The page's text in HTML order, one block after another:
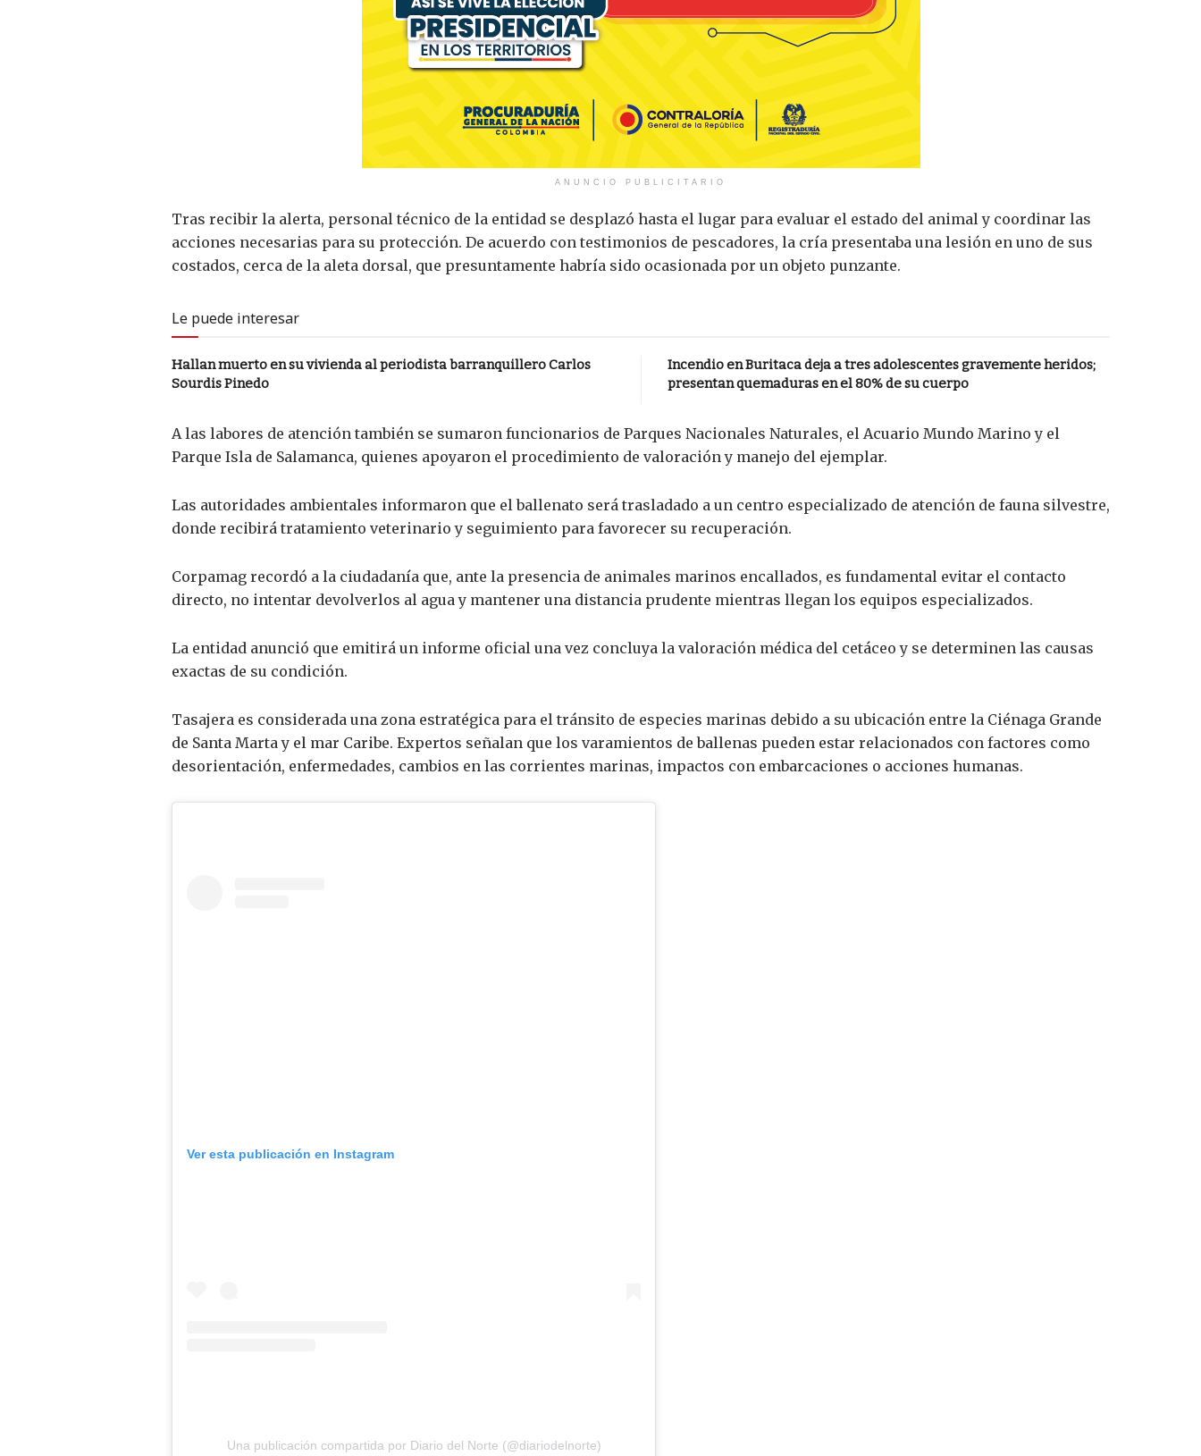
ANUNCIO PUBLICITARIO
Tras recibir la alerta, personal técnico de la entidad se desplazó hasta el lugar para evaluar el estado del animal y coordinar las
acciones necesarias para su protección. De acuerdo con testimonios de pescadores, la cría presentaba una lesión en uno de sus
costados, cerca de la aleta dorsal, que presuntamente habría sido ocasionada por un objeto punzante.
Le puede interesar
Hallan muerto en su vivienda al periodista barranquillero Carlos
Sourdis Pinedo
Incendio en Buritaca deja a tres adolescentes gravemente heridos;
presentan quemaduras en el 80% de su cuerpo
A las labores de atención también se sumaron funcionarios de Parques Nacionales Naturales, el Acuario Mundo Marino y el
Parque Isla de Salamanca, quienes apoyaron el procedimiento de valoración y manejo del ejemplar.
Las autoridades ambientales informaron que el ballenato será trasladado a un centro especializado de atención de fauna silvestre,
donde recibirá tratamiento veterinario y seguimiento para favorecer su recuperación.
Corpamag recordó a la ciudadanía que, ante la presencia de animales marinos encallados, es fundamental evitar el contacto
directo, no intentar devolverlos al agua y mantener una distancia prudente mientras llegan los equipos especializados.
La entidad anunció que emitirá un informe oficial una vez concluya la valoración médica del cetáceo y se determinen las causas
exactas de su condición.
Tasajera es considerada una zona estratégica para el tránsito de especies marinas debido a su ubicación entre la Ciénaga Grande
de Santa Marta y el mar Caribe. Expertos señalan que los varamientos de ballenas pueden estar relacionados con factores como
desorientación, enfermedades, cambios en las corrientes marinas, impactos con embarcaciones o acciones humanas.
Ver esta publicación en Instagram
Una publicación compartida por Diario del Norte (@diariodelnorte)